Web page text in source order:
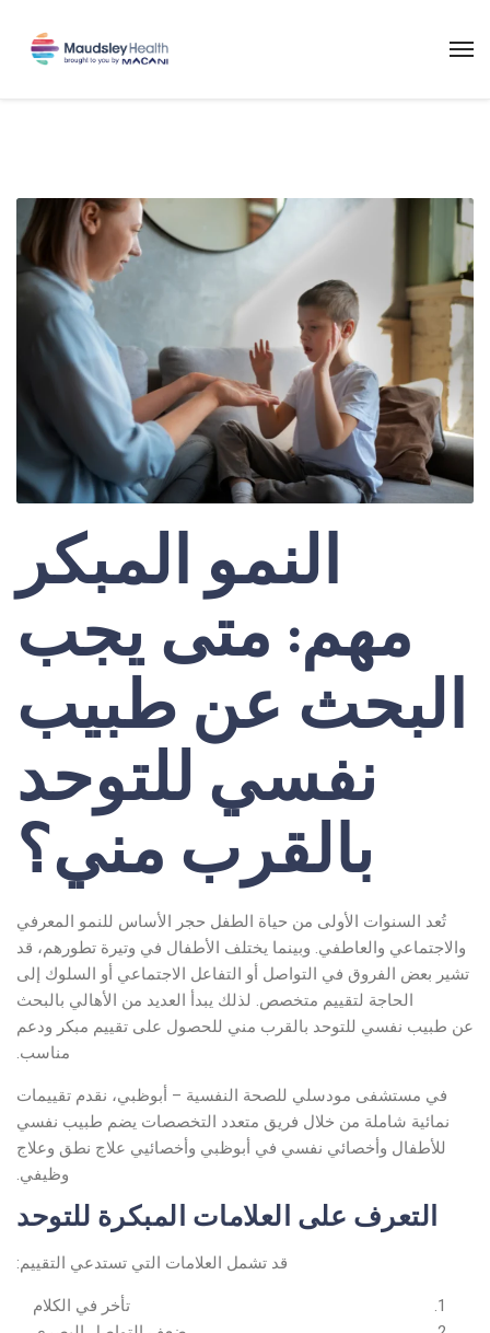
النمو المبكر
مهم: متى يجب
البحث عن طبيب
نفسي للتوحد
بالقرب مني؟
تُعد السنوات الأولى من حياة الطفل حجر الأساس للنمو المعرفي
والاجتماعي والعاطفي. وبينما يختلف الأطفال في وتيرة تطورهم، قد
تشير بعض الفروق في التواصل أو التفاعل الاجتماعي أو السلوك إلى
الحاجة لتقييم متخصص. لذلك يبدأ العديد من الأهالي بالبحث
عن طبيب نفسي للتوحد بالقرب مني للحصول على تقييم مبكر ودعم
مناسب.
في مستشفى مودسلي للصحة النفسية – أبوظبي، نقدم تقييمات
نمائية شاملة من خلال فريق متعدد التخصصات يضم طبيب نفسي
للأطفال وأخصائي نفسي في أبوظبي وأخصائيي علاج نطق وعلاج
وظيفي.
التعرف على العلامات المبكرة للتوحد
قد تشمل العلامات التي تستدعي التقييم:
تأخر في الكلام